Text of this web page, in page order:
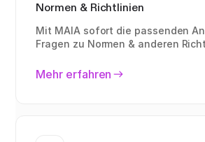
Normen & Richtlinien
Mit MAIA sofort die passenden
Fragen zu Normen & anderen
Mehr erfahren